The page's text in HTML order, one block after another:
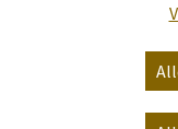
Algemene
Website by Brandle